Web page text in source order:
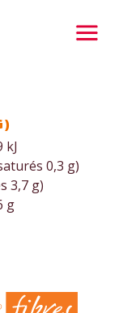
kJ
0,3 g)
3,7 g)
g